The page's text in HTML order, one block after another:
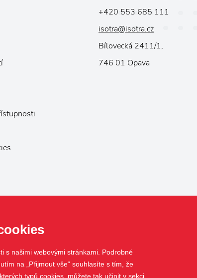
+420 553 685 111
isotra@isotra.cz
Bílovecká 2411/1,
746 01 Opava
s našimi webovými stránkami. Podrobné
na „Přijmout vše“ souhlasíte s tím, že
typů cookies, můžete tak učinit v sekci